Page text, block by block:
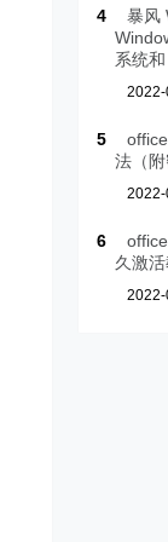
4
暴风
系统
5
法（附
6
久激活
2022-